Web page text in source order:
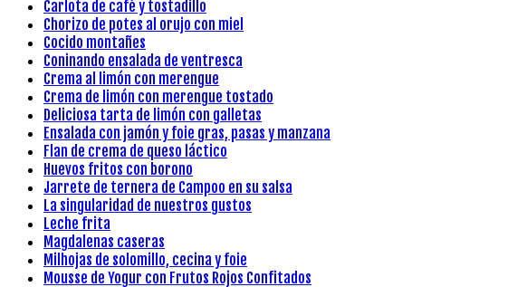
Carlota de café y tostadillo
Chorizo de potes al orujo con miel
Cocido montañes
Coninando ensalada de ventresca
Crema al limón con merengue
Crema de limón con merengue tostado
Deliciosa tarta de limón con galletas
Ensalada con jamón y foie gras, pasas y manzana
Flan de crema de queso láctico
Huevos fritos con borono
Jarrete de ternera de Campoo en su salsa
La singularidad de nuestros gustos
Leche frita
Magdalenas caseras
Milhojas de solomillo, cecina y foie
Mousse de Yogur con Frutos Rojos Confitados